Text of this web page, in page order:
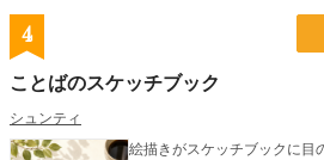
4
ことばのスケッチブック
シュンティ
絵描きがスケッチブックに目